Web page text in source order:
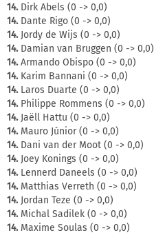
14.Dirk Abels (0 -> 0,0)
14.Dante Rigo (0 -> 0,0)
14.Jordy de Wijs (0 -> 0,0)
14.Damian van Bruggen (0 -> 0,0)
14.Armando Obispo (0 -> 0,0)
14.Karim Bannani (0 -> 0,0)
14.Laros Duarte (0 -> 0,0)
14.Philippe Rommens (0 -> 0,0)
14.Jaëll Hattu (0 -> 0,0)
14.Mauro Júnior (0 -> 0,0)
14.Dani van der Moot (0 -> 0,0)
14.Joey Konings (0 -> 0,0)
14.Lennerd Daneels (0 -> 0,0)
14.Matthias Verreth (0 -> 0,0)
14.Jordan Teze (0 -> 0,0)
14.Michal Sadilek (0 -> 0,0)
14.Maxime Soulas (0 -> 0,0)